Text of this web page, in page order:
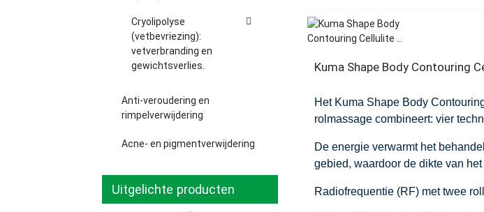
Cryolipolyse
(vetbevriezing):
vetverbranding en
gewichtsverlies.
Anti-veroudering en
rimpelverwijdering
Acne- en pigmentverwijdering
Uitgelichte producten
Kuma Shape Body Contouring
Het Kuma Shape Body
rolmassage combineert: vier
De energie verwarmt het
gebied, waardoor de dikte van het
Radiofrequentie (RF) met twee